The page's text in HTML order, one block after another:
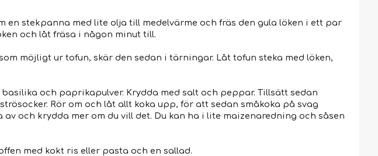
en stekpanna med lite olja till medelvärme och fräs den gula löken i ett par
och låt fräsa i någon minut till.
möjligt ur tofun, skär den sedan i tärningar. Låt tofun steka med löken,
och paprikapulver. Krydda med salt och peppar. Tillsätt sedan
Rör om och låt allt koka upp, för att sedan småkoka på svag
av och krydda mer om du vill det. Du kan ha i lite maizenaredning och såsen
med kokt ris eller pasta och en sallad.